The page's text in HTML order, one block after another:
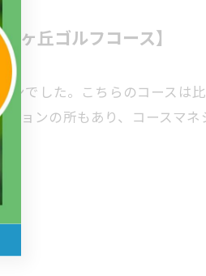
ヶ丘ゴルフコース】
ンでした。こちらのコースは
ョンの所もあり、コースマ